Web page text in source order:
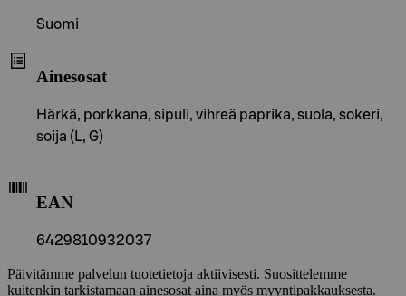
Suomi
Ainesosat
Härkä, porkkana, sipuli, vihreä paprika, suola, sokeri,
soija (L, G)
EAN
6429810932037
Päivitämme palvelun tuotetietoja aktiivisesti. Suosittelemme
kuitenkin tarkistamaan ainesosat aina myös myyntipakkauksesta.